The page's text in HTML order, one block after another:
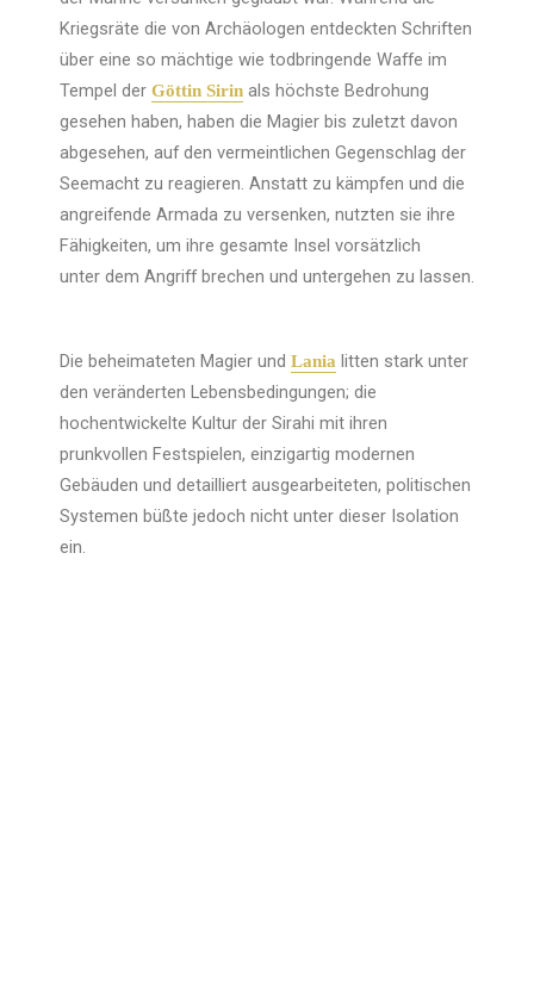
Kriegsräte die von Archäologen entdeckten Schriften
über eine so mächtige wie todbringende Waffe im
Tempel der Göttin Sirin als höchste Bedrohung
gesehen haben, haben die Magier bis zuletzt davon
abgesehen, auf den vermeintlichen Gegenschlag der
Seemacht zu reagieren. Anstatt zu kämpfen und die
angreifende Armada zu versenken, nutzten sie ihre
Fähigkeiten, um ihre gesamte Insel vorsätzlich
unter dem Angriff brechen und untergehen zu lassen.
Die beheimateten Magier und Lania litten stark unter
den veränderten Lebensbedingungen; die
hochentwickelte Kultur der Sirahi mit ihren
prunkvollen Festspielen, einzigartig modernen
Gebäuden und detailliert ausgearbeiteten, politischen
Systemen büßte jedoch nicht unter dieser Isolation
ein.